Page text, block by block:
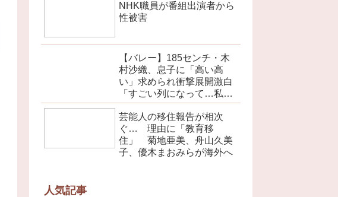
NHK職員が番組出演者から
性被害
【バレー】185センチ・木
村沙織、息子に「高い高
い」求められ衝撃展開激白
「すごい列になって…私ア
トラクションじゃないよみ
たいな」
芸能人の移住報告が相次
ぐ… 理由に「教育移
住」 菊地亜美、舟山久美
子、優木まおみらが海外へ
人気記事